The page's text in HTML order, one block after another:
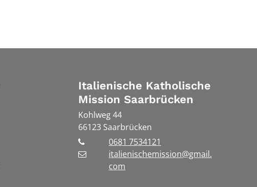
Italienische Katholische
Mission Saarbrücken
Kohlweg 44
66123 Saarbrücken
0681 7534121
italienischemission@gmail.
com